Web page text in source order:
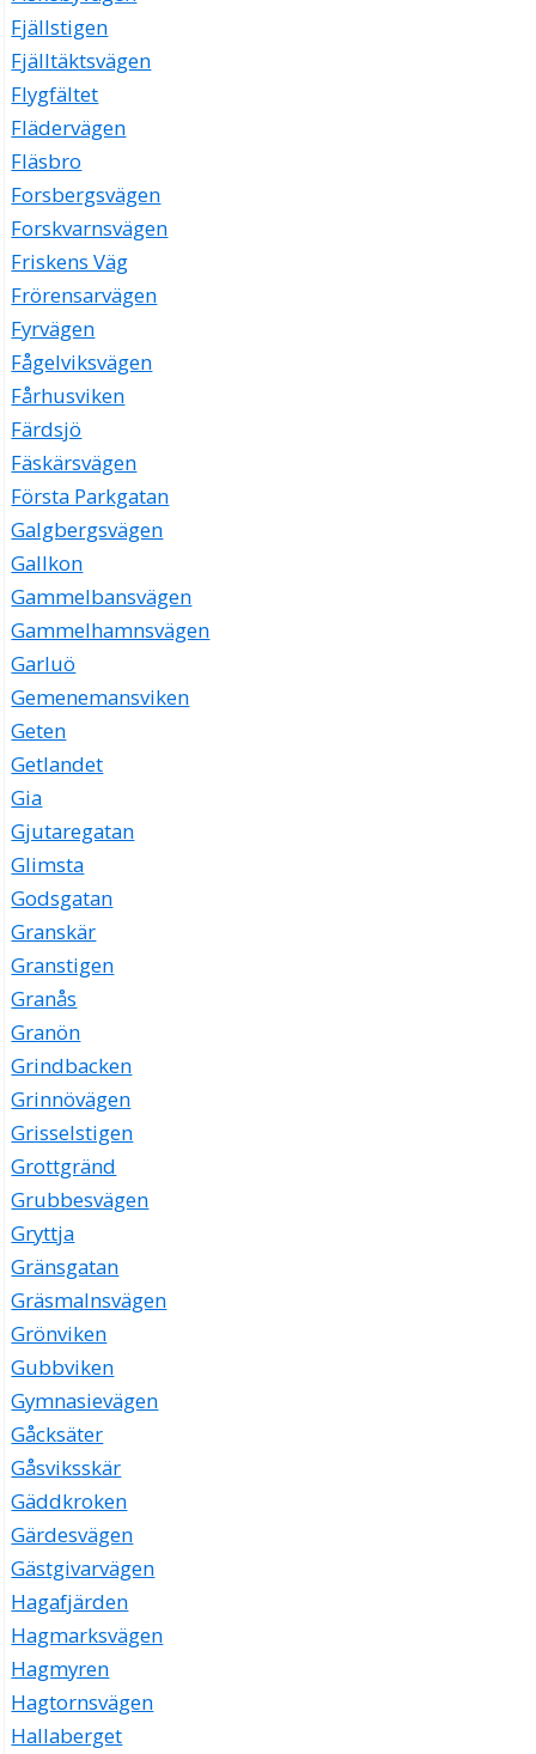
Fjällstigen
Fjälltäktsvägen
Flygfältet
Flädervägen
Fläsbro
Forsbergsvägen
Forskvarnsvägen
Friskens Väg
Frörensarvägen
Fyrvägen
Fågelviksvägen
Fårhusviken
Färdsjö
Fäskärsvägen
Första Parkgatan
Galgbergsvägen
Gallkon
Gammelbansvägen
Gammelhamnsvägen
Garluö
Gemenemansviken
Geten
Getlandet
Gia
Gjutaregatan
Glimsta
Godsgatan
Granskär
Granstigen
Granås
Granön
Grindbacken
Grinnövägen
Grisselstigen
Grottgränd
Grubbesvägen
Gryttja
Gränsgatan
Gräsmalnsvägen
Grönviken
Gubbviken
Gymnasievägen
Gåcksäter
Gåsviksskär
Gäddkroken
Gärdesvägen
Gästgivarvägen
Hagafjärden
Hagmarksvägen
Hagmyren
Hagtornsvägen
Hallaberget